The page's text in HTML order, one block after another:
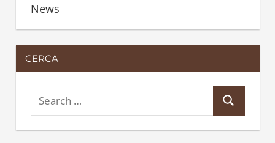
News
CERCA
e
a
e